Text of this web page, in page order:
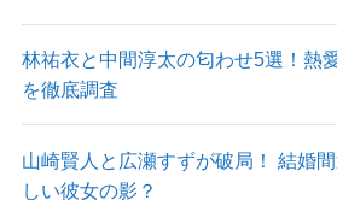
林祐衣と中間淳太の匂わせ5選！熱
を徹底調査
山崎賢人と広瀬すずが破局！ 結婚
しい彼女の影？